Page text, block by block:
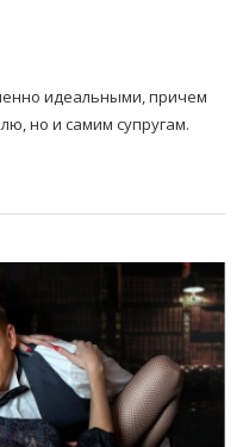
идеальными, причем
но и самим супругам.